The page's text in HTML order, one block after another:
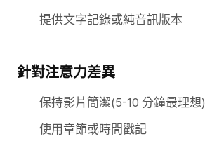
提供文字記錄或純音訊版本
針對注意力差異
保持影片簡潔(5-10 分鐘最理想)
使用章節或時間戳記